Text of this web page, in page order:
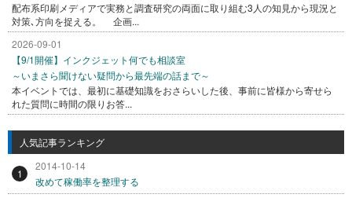
配布系印刷メディアで実務と調査研究の両面に取り組む3人の知見から現況と
対策､方向を捉える。 企画...
2026-09-01
【9/1開催】インクジェット何でも相談室
～いまさら聞けない疑問から最先端の話まで～
本イベントでは、最初に基礎知識をおさらいした後、事前に皆様から寄せら
れた質問に時間の限りお答...
人気記事ランキング
1
2014-10-14
改めて稼働率を整理する